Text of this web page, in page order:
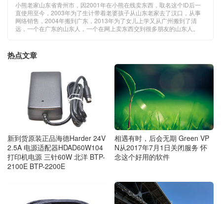
小熊老家山东省青州市，因2001年在小熊在线卖东西，取名这个ID后一
直使用至今，2003年为了生计带着老婆孩子从山东老家去了汉口，从事
网络销售，2004年搬到广东，2013年为了女儿上学又从广州搬到了清
远，一个在广东的山东人，一个在网上卖东西交到很多朋友的山东人。
热点文章
新到货原装正品海德Harder 24V
2.5A 电源适配器HDAD60W104
打印机电源 三针60W 北洋 BTP-
2100E BTP-2200E
相遇有时，后会无期 Green VP
N从2017年7月1日关闭服务 怀
念这个好用的软件